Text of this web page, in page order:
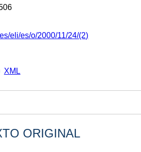
eli/es/o/2000/11/24/(2)
XML
ORIGINAL